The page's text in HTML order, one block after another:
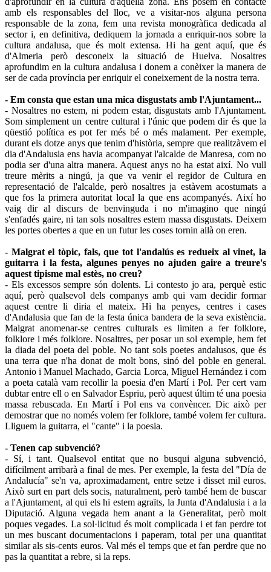
amb els responsables del lloc, ve a visitar-nos alguna persona
responsable de la zona, fem una revista monogràfica dedicada al
sector i, en definitiva, dediquem la jornada a enriquir-nos sobre la
cultura andalusa, que és molt extensa. Hi ha gent aquí, que és
d'Almeria però desconeix la situació de Huelva. Nosaltres
aprofundim en la cultura andalusa i donem a conèixer la manera de
ser de cada província per enriquir el coneixement de la nostra terra.
- Em consta que estan una mica disgustats amb l'Ajuntament...
- Nosaltres no estem, ni podem estar, disgustats amb l'Ajuntament.
Som simplement un centre cultural i l'únic que podem dir és que la
qüestió política es pot fer més bé o més malament. Per exemple,
durant els dotze anys que tenim d'història, sempre que realitzàvem el
dia d'Andalusia ens havia acompanyat l'alcalde de Manresa, com no
podia ser d'una altra manera. Aquest anys no ha estat així. No vull
treure mèrits a ningú, ja que va venir el regidor de Cultura en
representació de l'alcalde, però nosaltres ja estàvem acostumats a
que fos la primera autoritat local la que ens acompanyés. Així ho
vaig dir al discurs de benvinguda i no m'imagino que ningú
s'enfadés gaire, ni tan sols nosaltres estem massa disgustats. Deixem
les portes obertes a que en un futur les coses tornin allà on eren.
- Malgrat el tòpic, fals, que tot l'andalús es redueix al vinet, la
guitarra i la festa, algunes penyes no ajuden gaire a treure's
aquest tipisme mal estès, no creu?
- Els excessos sempre són dolents. Li contesto jo ara, perquè estic
aquí, però qualsevol dels companys amb qui vam decidir formar
aquest centre li diria el mateix. Hi ha penyes, centres i cases
d'Andalusia que fan de la festa única bandera de la seva existència.
Malgrat anomenar-se centres culturals es limiten a fer folklore,
folklore i més folklore. Nosaltres, per posar un sol exemple, hem fet
la diada del poeta del poble. No tant sols poetes andalusos, que és
una terra que n'ha donat de molt bons, sinó del poble en general.
Antonio i Manuel Machado, Garcia Lorca, Miguel Hernández i com
a poeta català vam recollir la poesia d'en Martí i Pol. Per cert vam
dubtar entre ell o en Salvador Espriu, però aquest últim té una poesia
massa rebuscada. En Martí i Pol ens va convèncer. Dic això per
demostrar que no només volem fer folklore, també volem fer cultura.
Lliguem la guitarra, el "cante" i la poesia.
- Tenen cap subvenció?
- Sí, i tant. Qualsevol entitat que no busqui alguna subvenció,
difícilment arribarà a final de mes. Per exemple, la festa del "Día de
Andalucía" se'n va, aproximadament, entre setze i disset mil euros.
Això surt en part dels socis, naturalment, però també hem de buscar
a l'Ajuntament, al qui els hi estem agraïts, la Junta d'Andalusia i a la
Diputació. Alguna vegada hem anant a la Generalitat, però molt
poques vegades. La sol·licitud és molt complicada i et fan perdre tot
un mes buscant documentacions i paperam, total per una quantitat
similar als sis-cents euros. Val més el temps que et fan perdre que no
pas la quantitat a rebre, si la reps.